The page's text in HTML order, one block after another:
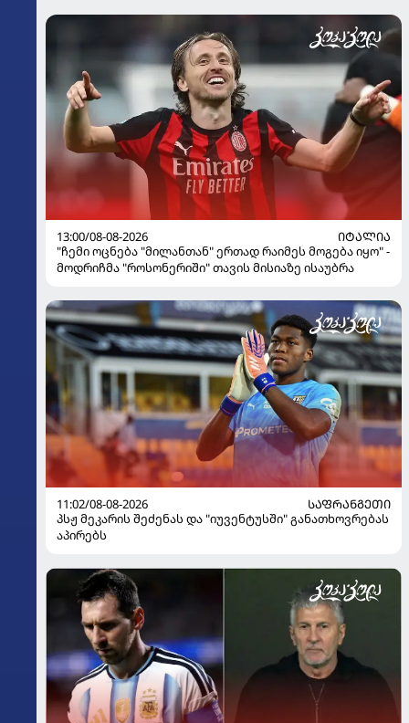
13:00/08-08-2026
ᲘᲢᲐᲚᲘᲐ
"ჩემი ოცნება "მილანთან" ერთად რაიმეს მოგება იყო" -
მოდრიჩმა "როსონერიში" თავის მისიაზე ისაუბრა
11:02/08-08-2026
ᲡᲐᲤᲠᲐᲜᲒᲔᲗᲘ
პსჟ მეკარის შეძენას და "იუვენტუსში" განათხოვრებას
აპირებს